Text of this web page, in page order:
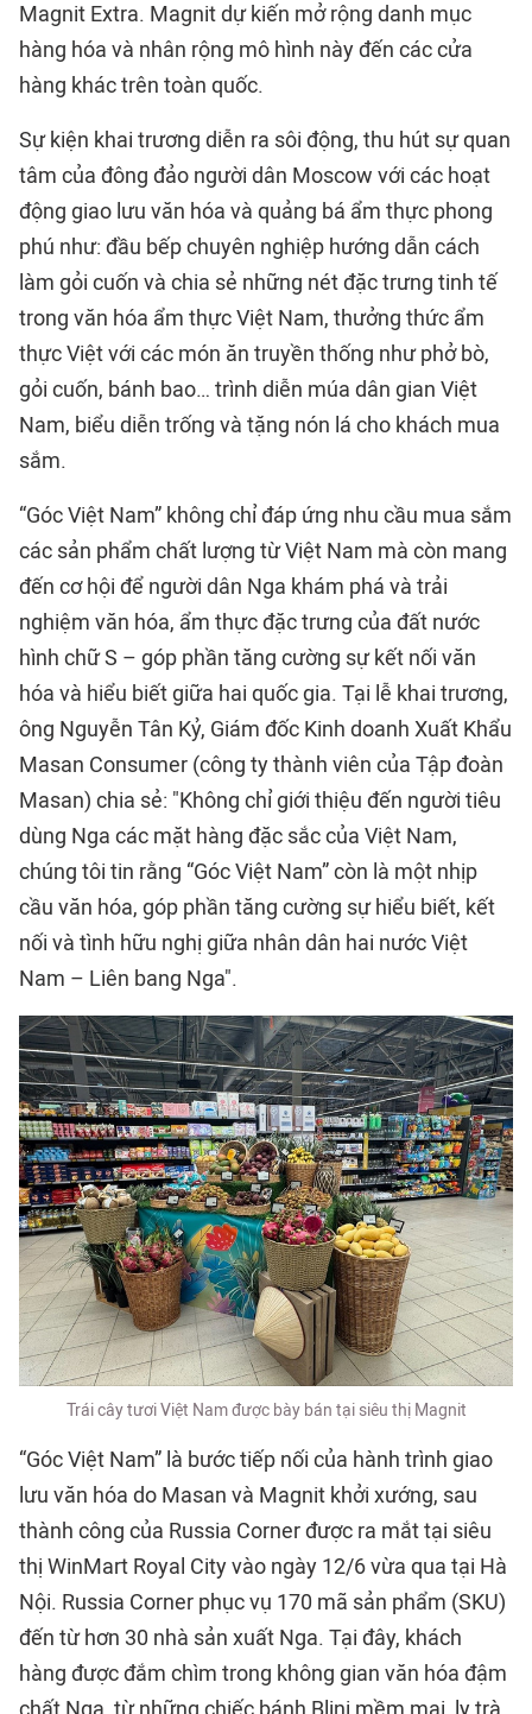
Magnit Extra. Magnit dự kiến mở rộng danh mục
hàng hóa và nhân rộng mô hình này đến các cửa
hàng khác trên toàn quốc.
Sự kiện khai trương diễn ra sôi động, thu hút sự quan
tâm của đông đảo người dân Moscow với các hoạt
động giao lưu văn hóa và quảng bá ẩm thực phong
phú như: đầu bếp chuyên nghiệp hướng dẫn cách
làm gỏi cuốn và chia sẻ những nét đặc trưng tinh tế
trong văn hóa ẩm thực Việt Nam, thưởng thức ẩm
thực Việt với các món ăn truyền thống như phở bò,
gỏi cuốn, bánh bao… trình diễn múa dân gian Việt
Nam, biểu diễn trống và tặng nón lá cho khách mua
sắm.
“Góc Việt Nam” không chỉ đáp ứng nhu cầu mua sắm
các sản phẩm chất lượng từ Việt Nam mà còn mang
đến cơ hội để người dân Nga khám phá và trải
nghiệm văn hóa, ẩm thực đặc trưng của đất nước
hình chữ S – góp phần tăng cường sự kết nối văn
hóa và hiểu biết giữa hai quốc gia. Tại lễ khai trương,
ông Nguyễn Tân Kỷ, Giám đốc Kinh doanh Xuất Khẩu
Masan Consumer (công ty thành viên của Tập đoàn
Masan) chia sẻ: "Không chỉ giới thiệu đến người tiêu
dùng Nga các mặt hàng đặc sắc của Việt Nam,
chúng tôi tin rằng “Góc Việt Nam” còn là một nhịp
cầu văn hóa, góp phần tăng cường sự hiểu biết, kết
nối và tình hữu nghị giữa nhân dân hai nước Việt
Nam – Liên bang Nga".
Trái cây tươi Việt Nam được bày bán tại siêu thị Magnit
“Góc Việt Nam” là bước tiếp nối của hành trình giao
lưu văn hóa do Masan và Magnit khởi xướng, sau
thành công của Russia Corner được ra mắt tại siêu
thị WinMart Royal City vào ngày 12/6 vừa qua tại Hà
Nội. Russia Corner phục vụ 170 mã sản phẩm (SKU)
đến từ hơn 30 nhà sản xuất Nga. Tại đây, khách
hàng được đắm chìm trong không gian văn hóa đậm